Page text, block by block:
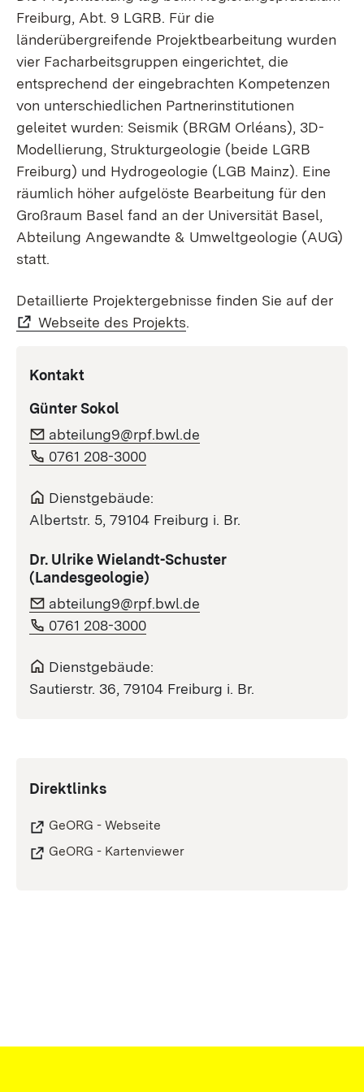
Kontakt
Günter Sokol
abteilung9@rpf.bwl.de
0761 208-3000
Dienstgebäude:
Albertstr. 5, 79104 Freiburg i. Br.
Dr. Ulrike Wielandt-Schuster
(Landesgeologie)
abteilung9@rpf.bwl.de
0761 208-3000
Dienstgebäude:
Sautierstr. 36, 79104 Freiburg i. Br.
Direktlinks
GeORG - Webseite
GeORG - Kartenviewer
Freiburg, Abt. 9 LGRB. Für die
länderübergreifende Projektbearbeitung wurden
vier Facharbeitsgruppen eingerichtet, die
entsprechend der eingebrachten Kompetenzen
von unterschiedlichen Partnerinstitutionen
geleitet wurden: Seismik (BRGM Orléans), 3D-
Modellierung, Strukturgeologie (beide LGRB
Freiburg) und Hydrogeologie (LGB Mainz). Eine
räumlich höher aufgelöste Bearbeitung für den
Großraum Basel fand an der Universität Basel,
Abteilung Angewandte & Umweltgeologie (AUG)
statt.
Detaillierte Projektergebnisse finden Sie auf der
Webseite des Projekts.